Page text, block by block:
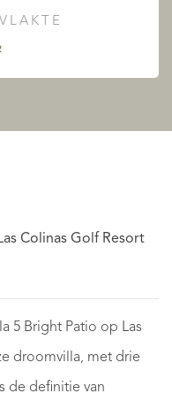
Colinas Golf Resort
5 Bright Patio op Las
droomvilla, met drie
de definitie van